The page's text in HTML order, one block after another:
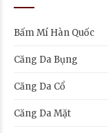
Bấm Mí Hàn Quốc
Căng Da Bụng
Căng Da Cổ
Căng Da Mặt